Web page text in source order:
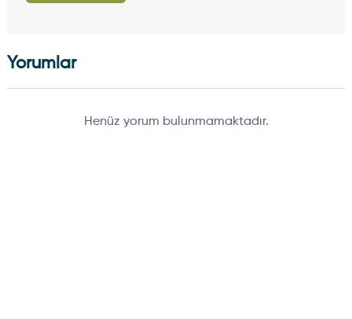
Yorumlar
Henüz yorum bulunmamaktadır.